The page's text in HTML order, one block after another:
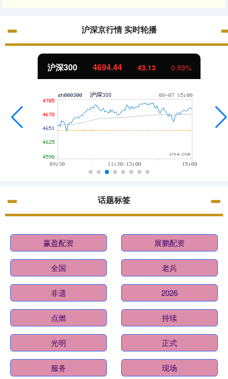
沪深京行情 实时轮播
4694.44 43.13 0.93%
话题标签
赢盈配资 展鹏配资
全国 老兵
非遗 2026
点燃 持续
光明 正式
服务 现场